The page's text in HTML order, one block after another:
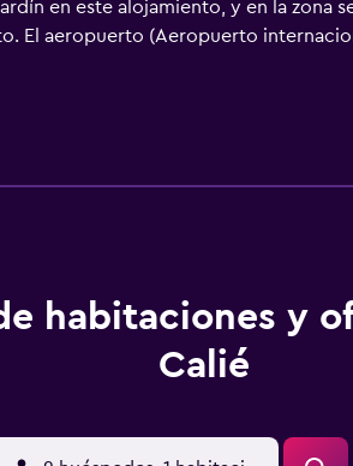
en este alojamiento, y en la zona
El aeropuerto (Aeropuerto
habitaciones y
Calié